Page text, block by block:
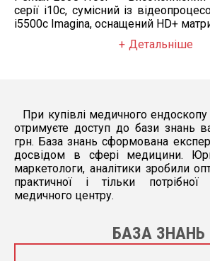
серії i10c, сумісний із
i5500c Imagina, оснащений HD+
Детальніше
При купівлі медичного
отримуєте доступ до бази знань
грн. База знань сформована
досвідом в сфері медицини.
маркетологи, аналітики зробили
практичної і тільки потрібної
медичного центру.
БАЗА ЗНАНЬ